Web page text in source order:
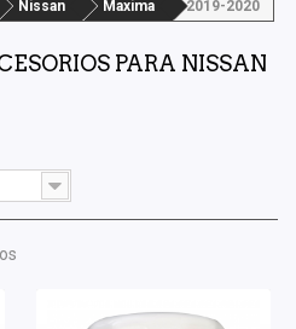
Nissan Maxima 2019-2020
PARA NISSAN